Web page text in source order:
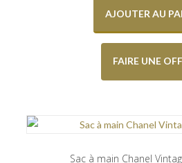
AJOUTER AU
FAIRE UNE
Sac à main Chanel